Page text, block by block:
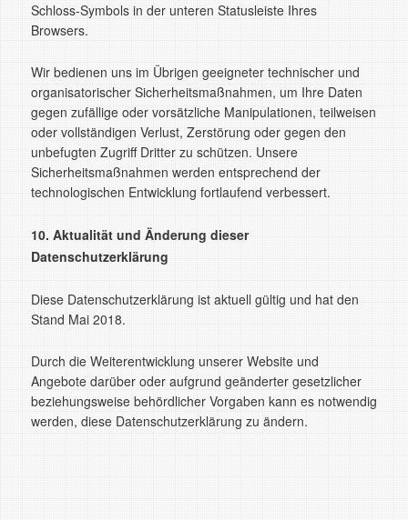
Schloss-Symbols in der unteren Statusleiste Ihres
Browsers.
Wir bedienen uns im Übrigen geeigneter technischer und
organisatorischer Sicherheitsmaßnahmen, um Ihre Daten
gegen zufällige oder vorsätzliche Manipulationen, teilweisen
oder vollständigen Verlust, Zerstörung oder gegen den
unbefugten Zugriff Dritter zu schützen. Unsere
Sicherheitsmaßnahmen werden entsprechend der
technologischen Entwicklung fortlaufend verbessert.
10. Aktualität und Änderung dieser
Datenschutzerklärung
Diese Datenschutzerklärung ist aktuell gültig und hat den
Stand Mai 2018.
Durch die Weiterentwicklung unserer Website und
Angebote darüber oder aufgrund geänderter gesetzlicher
beziehungsweise behördlicher Vorgaben kann es notwendig
werden, diese Datenschutzerklärung zu ändern.